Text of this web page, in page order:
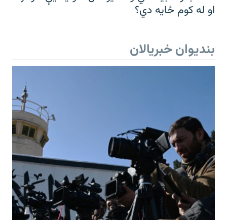
او له کوم ځایه دي؟
بندیوان خبریالان